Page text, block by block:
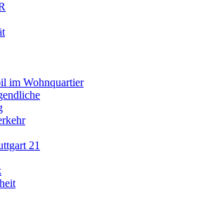
im Wohnquartier
21